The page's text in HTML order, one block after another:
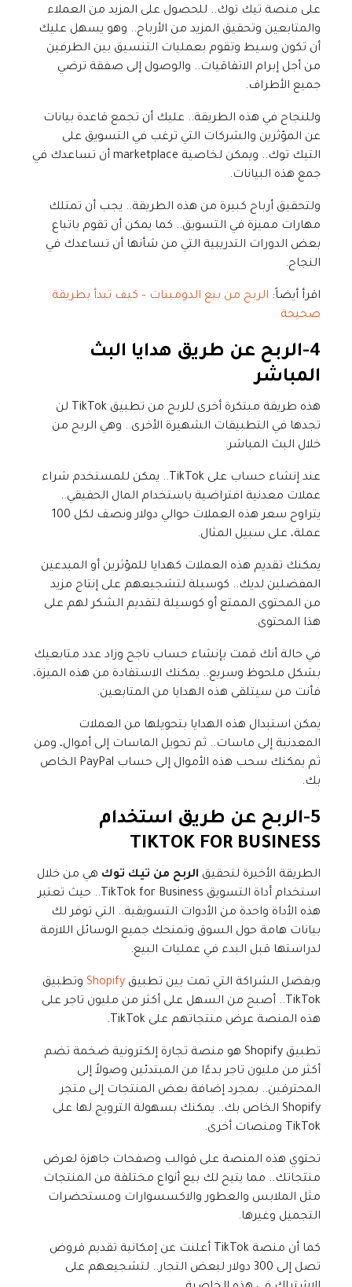
على منصة تيك توك.. للحصول على المزيد من العملاء
والمتابعين وتحقيق المزيد من الأرباح.. وهو يسهل عليك
أن تكون وسيط وتقوم بعمليات التنسيق بين الطرفين
من أجل إبرام الاتفاقيات.. والوصول إلى صفقة ترضي
جميع الأطراف.
وللنجاح في هذه الطريقة.. عليك أن تجمع قاعدة بيانات
عن المؤثرين والشركات التي ترغب في التسويق على
التيك توك.. ويمكن لخاصية marketplace أن تساعدك في
جمع هذه البيانات.
ولتحقيق أرباح كبيرة من هذه الطريقة.. يجب أن تمتلك
مهارات مميزة في التسويق.. كما يمكن أن تقوم باتباع
بعض الدورات التدريبية التي من شأنها أن تساعدك في
النجاح.
اقرأ أيضاً: الربح من بيع الدومينات – كيف تبدأ بطريقة
صحيحة
4- الربح عن طريق هدايا البث
المباشر
هذه طريقة مبتكرة أخرى للربح من تطبيق TikTok لن
تجدها في التطبيقات الشهيرة الأخرى.. وهي الربح من
خلال البث المباشر.
عند إنشاء حساب على TikTok.. يمكن للمستخدم شراء
عملات معدنية افتراضية باستخدام المال الحقيقي..
يتراوح سعر هذه العملات حوالي دولار ونصف لكل 100
عملة، على سبيل المثال.
يمكنك تقديم هذه العملات كهدايا للمؤثرين أو المبدعين
المفضلين لديك.. كوسيلة لتشجيعهم على إنتاج مزيد
من المحتوى الممتع أو كوسيلة لتقديم الشكر لهم على
هذا المحتوى.
في حالة أنك قمت بإنشاء حساب ناجح وزاد عدد متابعيك
بشكل ملحوظ وسريع.. يمكنك الاستفادة من هذه الميزة،
فأنت من سيتلقى هذه الهدايا من المتابعين.
يمكن استبدال هذه الهدايا بتحويلها من العملات
المعدنية إلى ماسات.. ثم تحويل الماسات إلى أموال، ومن
ثم يمكنك سحب هذه الأموال إلى حساب PayPal الخاص
بك.
5- الربح عن طريق استخدام
TIKTOK FOR BUSINESS
الطريقة الأخيرة لتحقيق الربح من تيك توك هي من خلال
استخدام أداة التسويق TikTok for Business.. حيث تعتبر
هذه الأداة واحدة من الأدوات التسويقية.. التي توفر لك
بيانات هامة حول السوق وتمنحك جميع الوسائل اللازمة
لدراستها قبل البدء في عمليات البيع.
وبفضل الشراكة التي تمت بين تطبيق Shopify وتطبيق
TikTok.. أصبح من السهل على أكثر من مليون تاجر على
هذه المنصة عرض منتجاتهم على TikTok.
تطبيق Shopify هو منصة تجارة إلكترونية ضخمة تضم
أكثر من مليون تاجر بدءًا من المبتدئين وصولاً إلى
المحترفين.. بمجرد إضافة بعض المنتجات إلى متجر
Shopify الخاص بك.. يمكنك بسهولة الترويج لها على
TikTok ومنصات أخرى.
تحتوي هذه المنصة على قوالب وصفحات جاهزة لعرض
منتجاتك.. مما يتيح لك بيع أنواع مختلفة من المنتجات
مثل الملابس والعطور والاكسسوارات ومستحضرات
التجميل وغيرها.
كما أن منصة TikTok أعلنت عن إمكانية تقديم قروض
تصل إلى 300 دولار لبعض التجار.. لتشجيعهم على